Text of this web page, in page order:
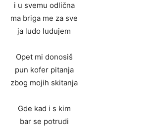
i u svemu odlična
ma briga me za sve
ja ludo ludujem
Opet mi donosiš
pun kofer pitanja
zbog mojih skitanja
Gde kad i s kim
bar se potrudi